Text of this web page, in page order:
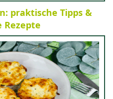
praktische Tipps &
Rezepte